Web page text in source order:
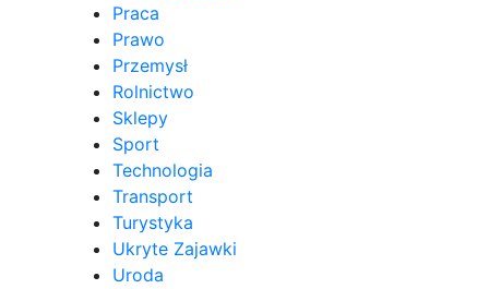
Praca
Prawo
Przemysł
Rolnictwo
Sklepy
Sport
Technologia
Transport
Turystyka
Ukryte Zajawki
Uroda